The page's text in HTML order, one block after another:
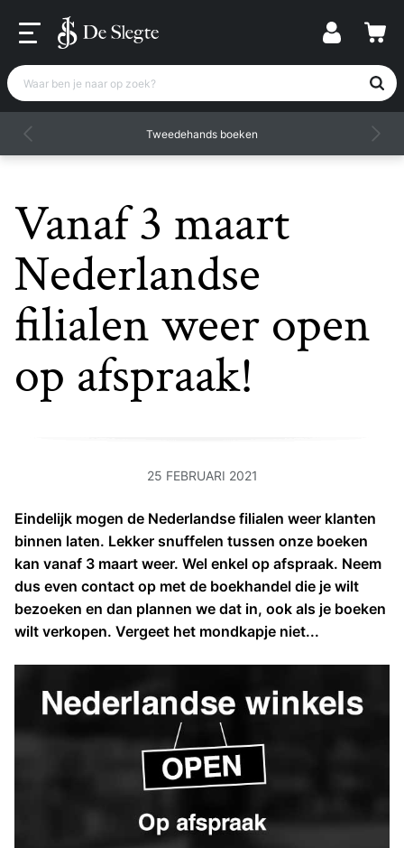
Waar ben je naar op zoek?
Tweedehands boeken
Vanaf 3 maart
Nederlandse
filialen weer open
op afspraak!
25 FEBRUARI 2021
Eindelijk mogen de Nederlandse filialen weer klanten
binnen laten. Lekker snuffelen tussen onze boeken
kan vanaf 3 maart weer. Wel enkel op afspraak. Neem
dus even contact op met de boekhandel die je wilt
bezoeken en dan plannen we dat in, ook als je boeken
wilt verkopen. Vergeet het mondkapje niet...